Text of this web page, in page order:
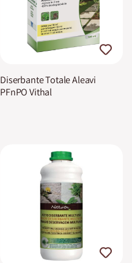
Diserbante Totale Aleavi
PFnPO Vithal